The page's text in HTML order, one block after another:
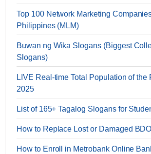
Top 100 Network Marketing
Philippines (MLM)
Buwan ng Wika Slogans (Biggest
Slogans)
LIVE Real-time Total Population of the
2025
List of 165+ Tagalog Slogans for
How to Replace Lost or Damaged
How to Enroll in Metrobank Online